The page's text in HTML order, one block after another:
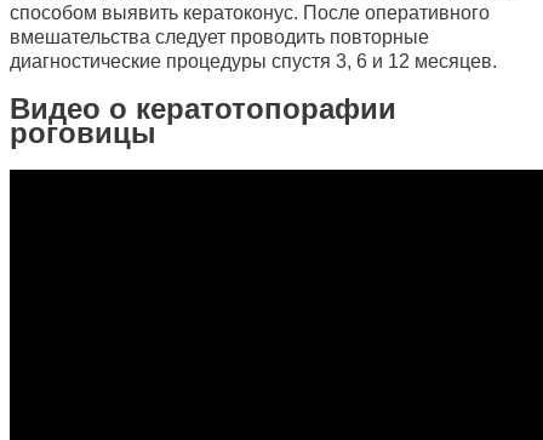
способом выявить кератоконус. После оперативного
вмешательства следует проводить повторные
диагностические процедуры спустя 3, 6 и 12 месяцев.
Видео о кератотопорафии
роговицы